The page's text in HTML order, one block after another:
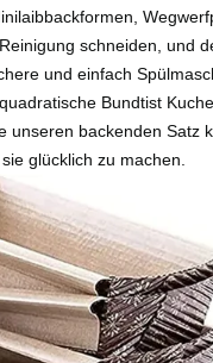
schneiden, und
und einfach
Bundtist
unseren backenden Satz
glücklich zu machen.